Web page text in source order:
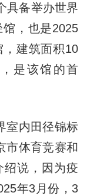
具备举办世界
，也是2025
建筑面积10
是该馆的首
内田径锦标
市体育竞赛和
绍说，因为疫
年3月份，3